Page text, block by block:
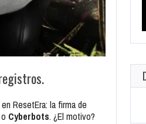
en ResetEra: la firma de
o Cyberbots. ¿El motivo?